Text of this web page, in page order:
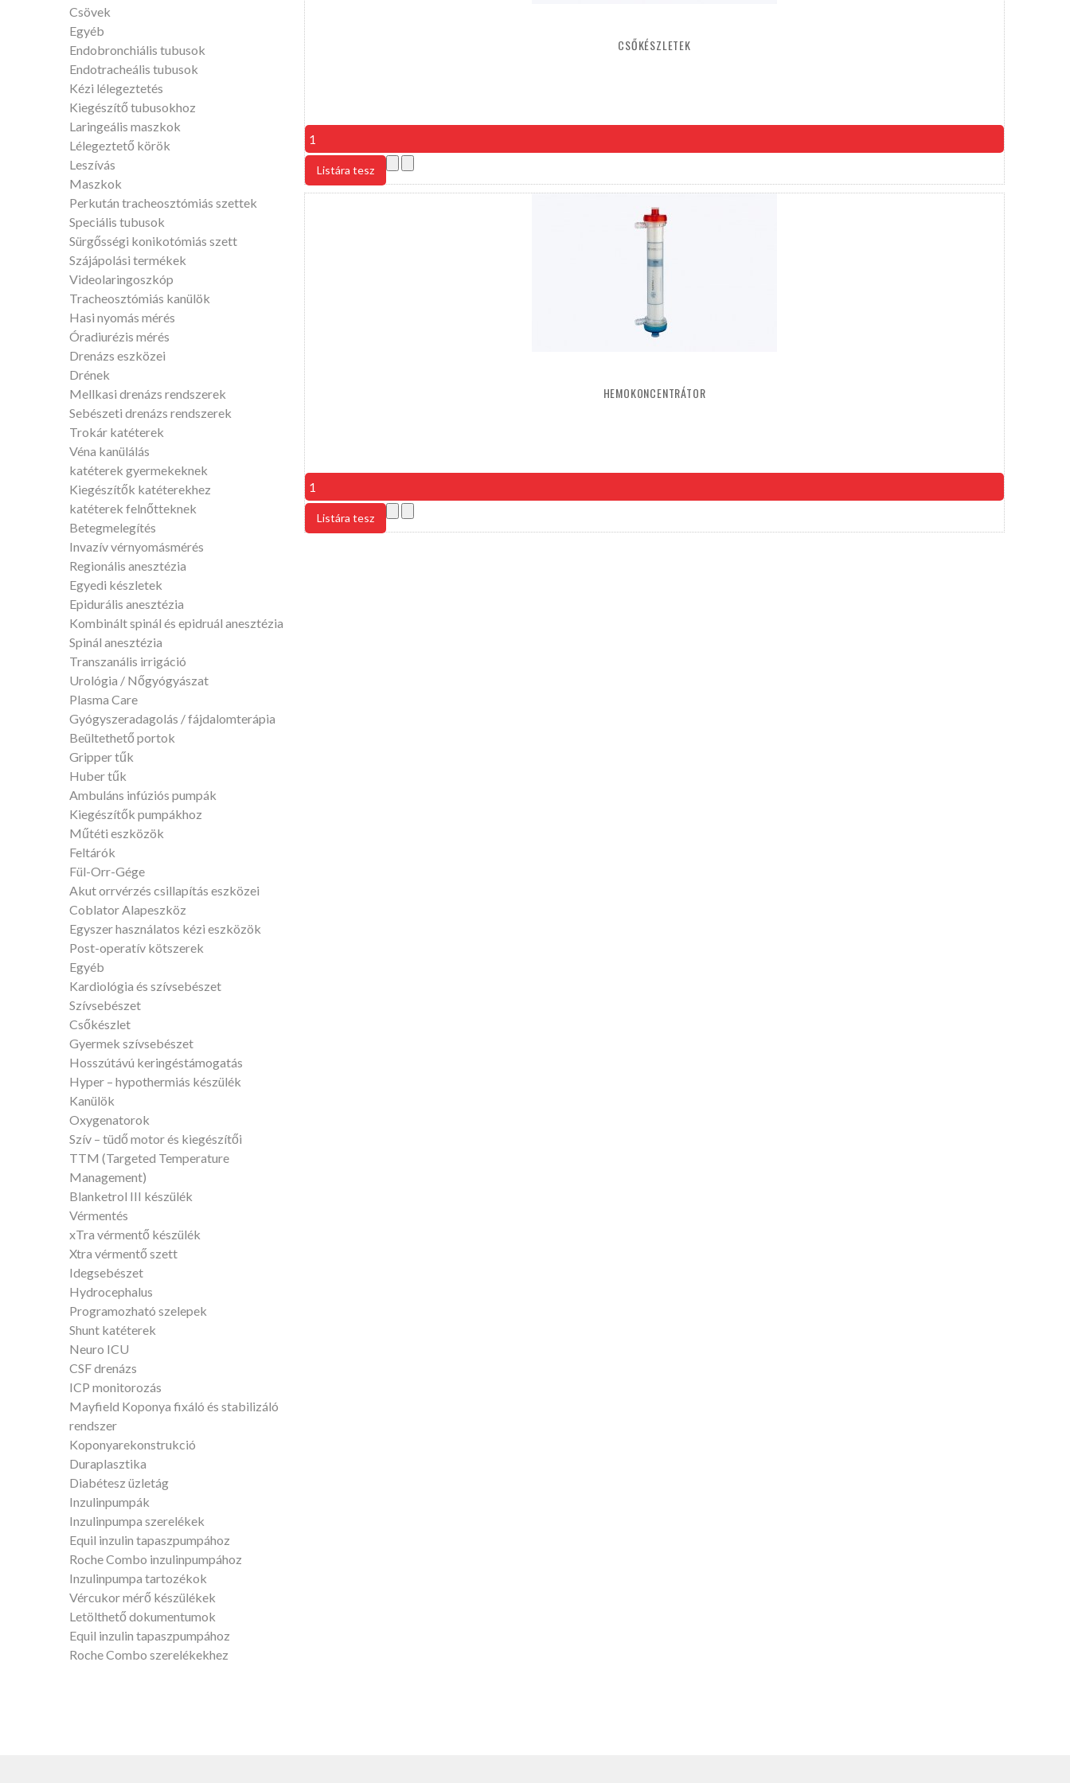
Csövek
Egyéb
Endobronchiális tubusok
Endotracheális tubusok
Kézi lélegeztetés
Kiegészítő tubusokhoz
Laringeális maszkok
Lélegeztető körök
Leszívás
Maszkok
Perkután tracheosztómiás szettek
Speciális tubusok
Sürgősségi konikotómiás szett
Szájápolási termékek
Videolaringoszkóp
Tracheosztómiás kanülök
Hasi nyomás mérés
Óradiurézis mérés
Drenázs eszközei
Drének
Mellkasi drenázs rendszerek
Sebészeti drenázs rendszerek
Trokár katéterek
Véna kanülálás
katéterek gyermekeknek
Kiegészítők katéterekhez
katéterek felnőtteknek
Betegmelegítés
Invazív vérnyomásmérés
Regionális anesztézia
Egyedi készletek
Epidurális anesztézia
Kombinált spinál és epidruál anesztézia
Spinál anesztézia
Transzanális irrigáció
Urológia / Nőgyógyászat
Plasma Care
Gyógyszeradagolás / fájdalomterápia
Beültethető portok
Gripper tűk
Huber tűk
Ambuláns infúziós pumpák
Kiegészítők pumpákhoz
Műtéti eszközök
Feltárók
Fül-Orr-Gége
Akut orrvérzés csillapítás eszközei
Coblator Alapeszköz
Egyszer használatos kézi eszközök
Post-operatív kötszerek
Egyéb
Kardiológia és szívsebészet
Szívsebészet
Csőkészlet
Gyermek szívsebészet
Hosszútávú keringéstámogatás
Hyper – hypothermiás készülék
Kanülök
Oxygenatorok
Szív – tüdő motor és kiegészítői
TTM (Targeted Temperature
Management)
Blanketrol III készülék
Vérmentés
xTra vérmentő készülék
Xtra vérmentő szett
Idegsebészet
Hydrocephalus
Programozható szelepek
Shunt katéterek
Neuro ICU
CSF drenázs
ICP monitorozás
Mayfield Koponya fixáló és stabilizáló
rendszer
Koponyarekonstrukció
Duraplasztika
Diabétesz üzletág
Inzulinpumpák
Inzulinpumpa szerelékek
Equil inzulin tapaszpumpához
Roche Combo inzulinpumpához
Inzulinpumpa tartozékok
Vércukor mérő készülékek
Letölthető dokumentumok
Equil inzulin tapaszpumpához
Roche Combo szerelékekhez
CSŐKÉSZLETEK
HEMOKONCENTRÁTOR